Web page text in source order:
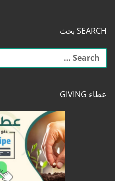
SEARCH بحث
البحث
عن:
عطاء GIVING